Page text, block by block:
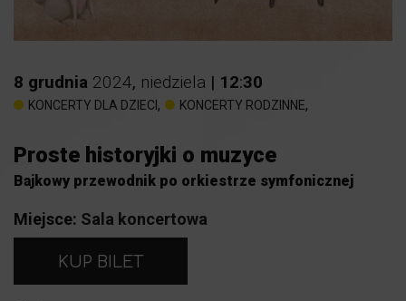
8 grudnia 2024, niedziela | 12:30
KONCERTY DLA DZIECI , KONCERTY RODZINNE,
Proste historyjki o muzyce
Bajkowy przewodnik po orkiestrze symfonicznej
Miejsce: Sala koncertowa
KUP BILET